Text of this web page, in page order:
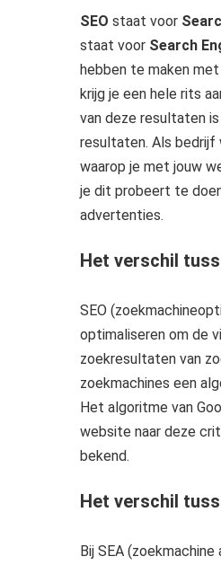
SEO staat voor
staat voor Search
hebben te maken
krijg je een hele rits
van deze resultaten
resultaten. Als bedrijf
waarop je met jouw
je dit probeert te
advertenties.
Het verschil
SEO
optimaliseren om de
zoekresultaten van
zoekmachines een
Het algoritme van
website naar deze
bekend.
Het verschil
Bij SEA